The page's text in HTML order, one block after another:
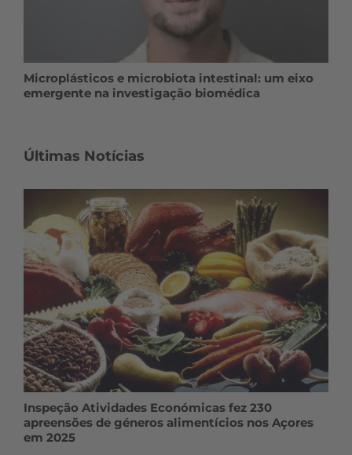
Microplásticos e microbiota intestinal: um eixo
emergente na investigação biomédica
Últimas Notícias
Inspeção Atividades Económicas fez 230
apreensões de géneros alimentícios nos Açores
em 2025